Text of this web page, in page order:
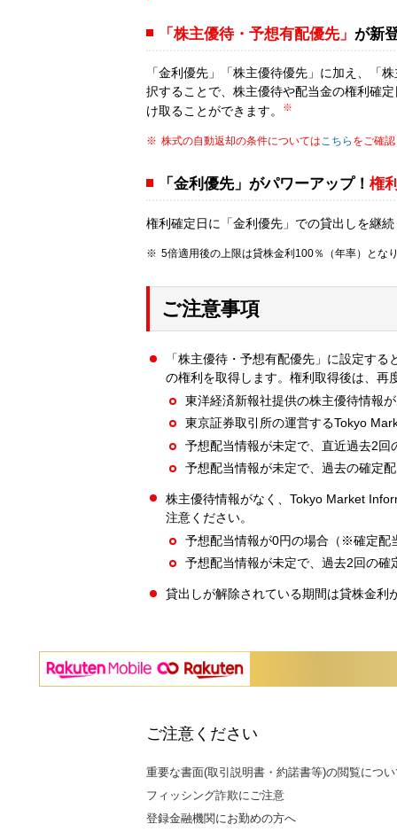
「株主優待・予想有配優先」が新
「金利優先」「株主優待優先」に加え、「
択することで、株主優待や配当金の権利確
け取ることができます。
※
株式の自動返却の条件についてはこちら をご確
「金利優先」がパワーアップ！権
権利確定日に「金利優先」での貸出しを継
5倍適用後の上限は貸株金利100％（年率）とな
ご注意事項
「株主優待・予想有配優先」に設定す
の権利を取得します。権利取得後は、再
東洋経済新報社提供の株主優待情報
東京証券取引所の運営するTokyo
予想配当情報が未定で、直近過去2
予想配当情報が未定で、過去の確定
株主優待情報がなく、Tokyo Market
注意ください。
予想配当情報が0円の場合（※確定配
予想配当情報が未定で、過去2回の
貸出しが解除されている期間は貸株金利
ご注意ください
重要な書面(取引説明書・約諾書等)の閲覧につ
フィッシング詐欺にご注意
登録金融機関にお勤めの方へ